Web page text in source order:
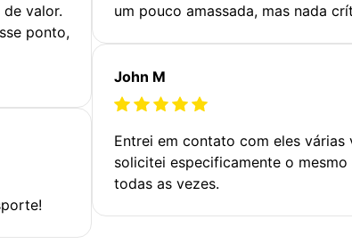
valor.
ponto,
um pouco amassada, mas nada
John M
Entrei em contato com eles várias
solicitei especificamente o mesmo
todas as vezes.